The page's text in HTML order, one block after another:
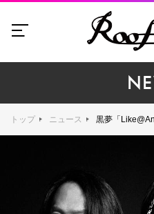
トップ ニュース 黒夢「Like@Angel」と